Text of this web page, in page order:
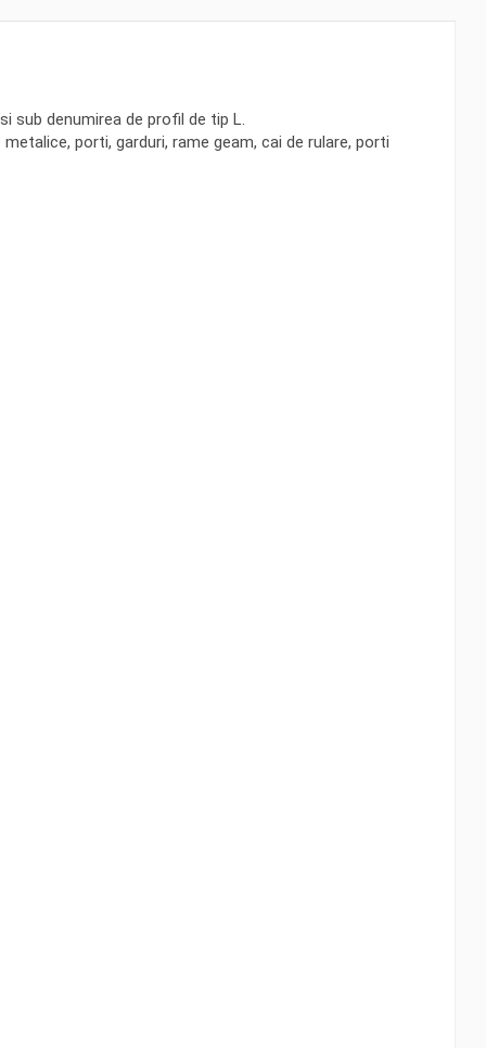
sub denumirea de profil de tip L.
porti, garduri, rame geam, cai de rulare, porti